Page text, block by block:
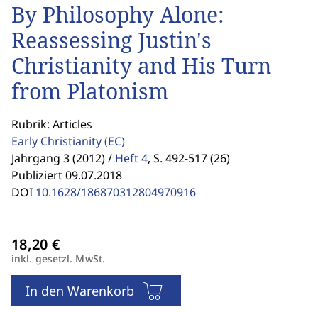
By Philosophy Alone:
Reassessing Justin's
Christianity and His Turn
from Platonism
Rubrik: Articles
Early Christianity(EC)
Jahrgang 3 (2012) / Heft 4, S. 492-517 (26)
Publiziert 09.07.2018
DOI 10.1628/186870312804970916
inkl. gesetzl. MwSt.
In den Warenkorb